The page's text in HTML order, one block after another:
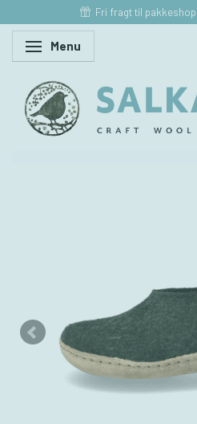
Fri fragt til
Skifte navigation
Menu